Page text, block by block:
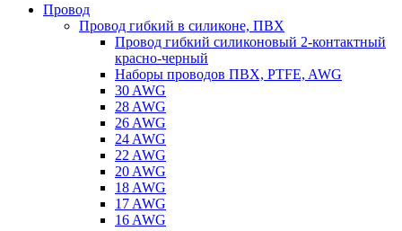
Провод
Провод гибкий в силиконе, ПВХ
Провод гибкий силиконовый 2-контактный
красно-черный
Наборы проводов ПВХ, PTFE, AWG
30 AWG
28 AWG
26 AWG
24 AWG
22 AWG
20 AWG
18 AWG
17 AWG
16 AWG